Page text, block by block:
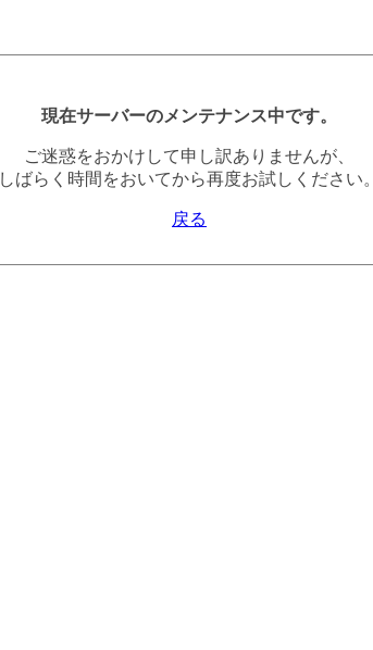
現在サーバーのメンテナンス中です。
ご迷惑をおかけして申し訳ありませんが、
しばらく時間をおいてから再度お試しください。
戻る